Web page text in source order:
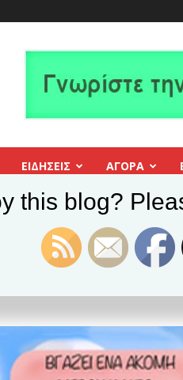
ΕΙΔΗΣΕΙΣ ΑΓΟΡΑ
this blog?